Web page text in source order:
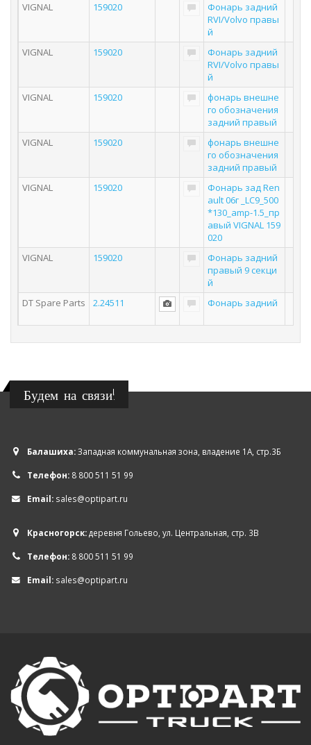
VIGNAL
159020
Фонарь задний
RVI/Volvo правы
й
VIGNAL
159020
Фонарь задний
RVI/Volvo правы
й
VIGNAL
159020
фонарь внешне
го обозначения
задний правый
VIGNAL
159020
фонарь внешне
го обозначения
задний правый
VIGNAL
159020
Фонарь зад Ren
ault 06г _LC9_500
*130_amp-1.5_пр
авый VIGNAL 159
020
VIGNAL
159020
Фонарь задний
правый 9 секци
й
DT Spare Parts
2.24511 Фонарь задний
Будем на связи!
Балашиха:Западная коммунальная зона, владение 1А, стр.3Б
Телефон: 8 800 511 51 99
Email: sales@optipart.ru
Красногорск:деревня Гольево, ул. Центральная, стр. 3В
Телефон: 8 800 511 51 99
Email: sales@optipart.ru